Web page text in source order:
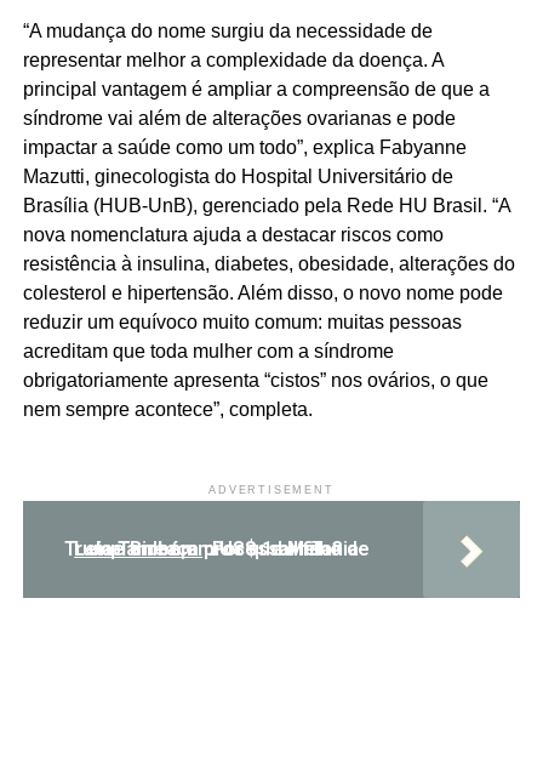
“A mudança do nome surgiu da necessidade de
representar melhor a complexidade da doença. A
principal vantagem é ampliar a compreensão de que a
síndrome vai além de alterações ovarianas e pode
impactar a saúde como um todo”, explica Fabyanne
Mazutti, ginecologista do Hospital Universitário de
Brasília (HUB-UnB), gerenciado pela Rede HU Brasil. “A
nova nomenclatura ajuda a destacar riscos como
resistência à insulina, diabetes, obesidade, alterações do
colesterol e hipertensão. Além disso, o novo nome pode
reduzir um equívoco muito comum: muitas pessoas
acreditam que toda mulher com a síndrome
obrigatoriamente apresenta “cistos” nos ovários, o que
nem sempre acontece”, completa.
ADVERTISEMENT
Leia Também:
Por que Melania Trump ameaça processar filho de Joe Biden em US$ 1 bilhão?